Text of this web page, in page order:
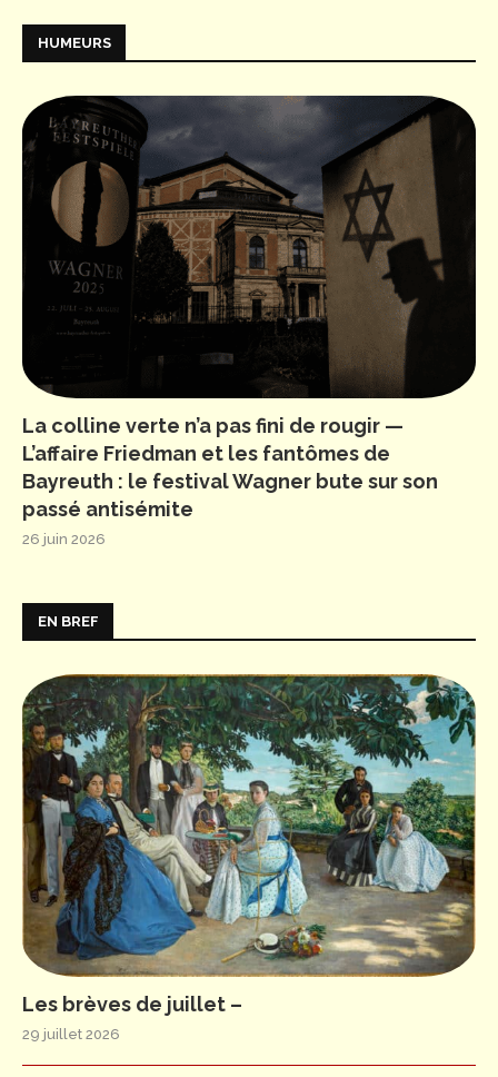
HUMEURS
La colline verte n’a pas fini de rougir —
L’affaire Friedman et les fantômes de
Bayreuth : le festival Wagner bute sur son
passé antisémite
26 juin 2026
EN BREF
Les brèves de juillet –
29 juillet 2026